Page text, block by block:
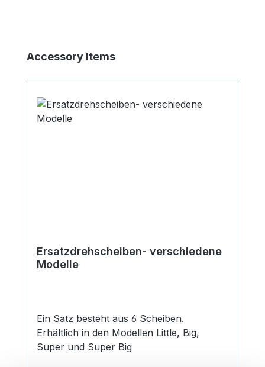
Produktgalerie überspringen
Accessory Items
Ersatzdrehscheiben- verschiedene
Modelle
Ein Satz besteht aus 6 Scheiben.
Erhältlich in den Modellen Little, Big,
Super und Super Big